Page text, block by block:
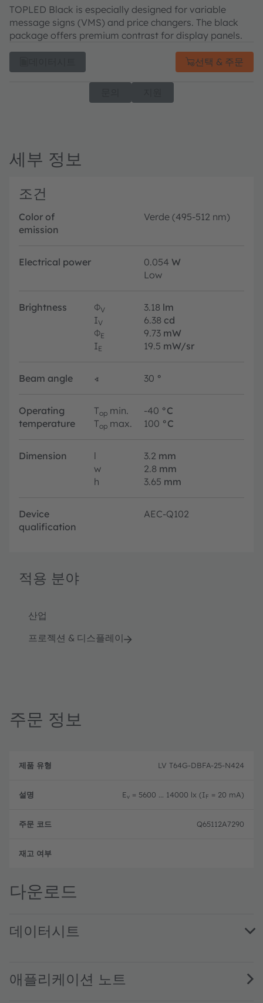
TOPLED Black is especially designed for variable
message signs (VMS) and price changers. The black
package offers premium contrast for display panels.
선택 & 주문
세부 정보
조건
Color of
emission
Verde (495-512 nm)
Electrical power 0.054 W
Low
Brightness ΦV 3.18 lm
IV 6.38 cd
ΦE 9.73 mW
IE 19.5 mW/sr
Beam angle ∢ 30 °
Operating
temperature
Top min. -40 °C
Top max. 100 °C
Dimension l 3.2 mm
w
2.8 mm
h
3.65 mm
Device
qualification
AEC-Q102
적용 분야
산업
프로젝션 & 디스플레이
주문 정보
품
설
LV T64G-DBFA-25-N424
Ev = 5600 ... 14000 lx (IF = 20 mA)
Q65112A7290
다운로드
데이터시트
애플리케이션 노트